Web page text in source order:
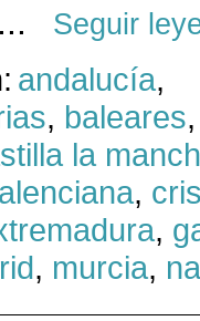
Seguir
andalucía,
, baleares
la
,
,
, murcia,